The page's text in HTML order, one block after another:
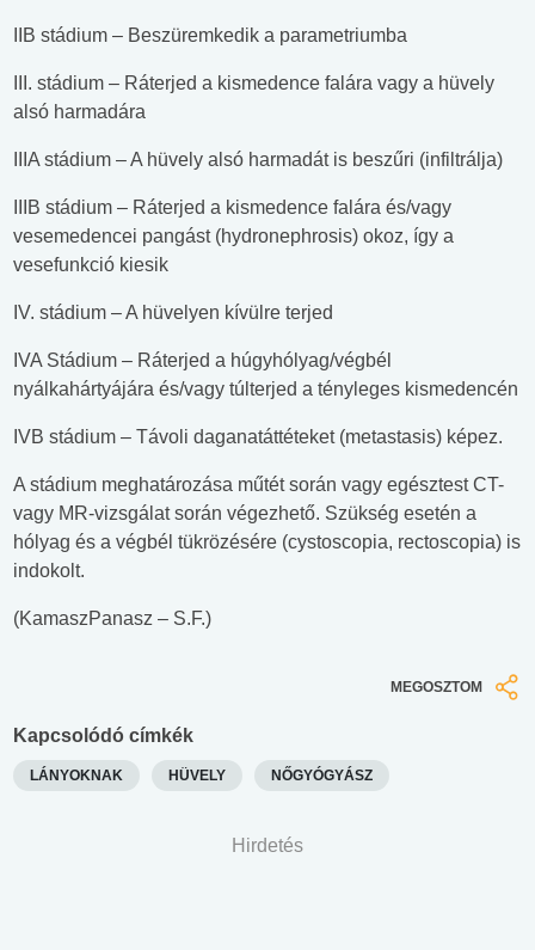
IIB stádium – Beszüremkedik a parametriumba
III. stádium – Ráterjed a kismedence falára vagy a hüvely
alsó harmadára
IIIA stádium – A hüvely alsó harmadát is beszűri (infiltrálja)
IIIB stádium – Ráterjed a kismedence falára és/vagy
vesemedencei pangást (hydronephrosis) okoz, így a
vesefunkció kiesik
IV. stádium – A hüvelyen kívülre terjed
IVA Stádium – Ráterjed a húgyhólyag/végbél
nyálkahártyájára és/vagy túlterjed a tényleges kismedencén
IVB stádium – Távoli daganatáttéteket (metastasis) képez.
A stádium meghatározása műtét során vagy egésztest CT-
vagy MR-vizsgálat során végezhető. Szükség esetén a
hólyag és a végbél tükrözésére (cystoscopia, rectoscopia) is
indokolt.
(KamaszPanasz – S.F.)
MEGOSZTOM
Kapcsolódó címkék
LÁNYOKNAK HÜVELY NŐGYÓGYÁSZ
Hirdetés